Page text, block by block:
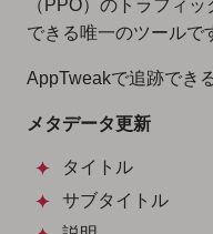
（PPO）のトラフィ
できる唯一のツールで
AppTweakで追跡でき
メタデータ更新
タイトル
サブタイトル